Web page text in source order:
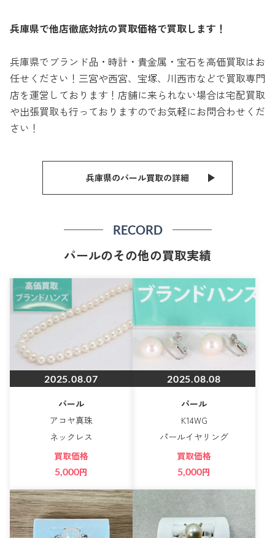
兵庫県で他店徹底対抗の買取価格で買取します！
兵庫県でブランド品・時計・貴金属・宝石を高価買取はお
任せください！三宮や西宮、宝塚、川西市などで買取専門
店を運営しております！店舗に来られない場合は宅配買取
や出張買取も行っておりますのでお気軽にお問合わせくだ
さい！
兵庫県のパール買取の詳細
RECORD
パールのその他の買取実績
2025.08.07
パール
アコヤ真珠
ネックレス
買取価格
5,000円
2025.08.08
パール
K14WG
パールイヤリング
買取価格
5,000円